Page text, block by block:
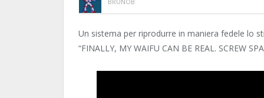
Un sistema per riprodurre in maniera fedele lo
“FINALLY, MY WAIFU CAN BE REAL. SCREW